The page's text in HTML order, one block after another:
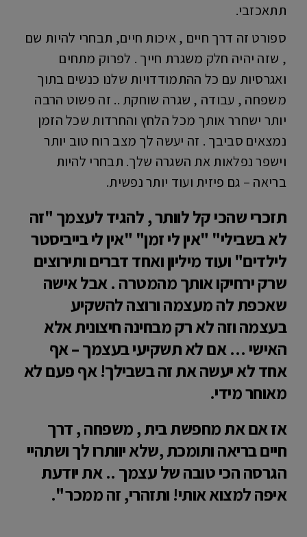
תתאכזבי.
ספורט זה דרך חיים , איכות חיים, תבחרי להיות שם
, שזה יהיה חלק משגרת חייך . לפרוק מתחים
ואגרסיות עם כל ההתמודדויות שלנו כנשים בתוך
משפחה , עבודה , שגרה שוחקת .. זה פשוט הרבה
יותר ישחרר אותך מכל הלחץ והחרדות שכל הזמן
נמצאים סביבך . זה יעשה לך מצב רוח טוב יותר
וישפר נפלאות את השגרה שלך. תבחרי להיות
בריאה – גם פיזית ועוד יותר נפשית.
תזכרי שהכי קל לוותר , להגיד לעצמך "זה
לא בשבילי" "אין לי זמן" "אין לי בייביסטר
לילדים" ועוד מיליון ואחד דברים ותירוצים
שרק ירחיקו אותך מהמטרה . אבל אישה
שאכפת לה מעצמה ורוצה להשקיע
בעצמה וזה לא רק מבחינה חיצונית אלא
האישי … אם לא תשקיעי בעצמך – אף
אחד לא יעשה את זה בשבילך! אף פעם לא
מאוחר מידי.
אז אם את מחפשת בית , משפחה , דרך
חיים בריאה ותומכת ,שלא יוותרו לך ושתהיי
הגרסה הכי טובה של עצמך .. את יודעת
איפה למצוא אותי! ותזהרי, זה ממכר ".